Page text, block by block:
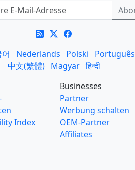
Nederlands Polski Português
中文(繁體)
Magyar हिन्दी
Index
Businesses
Partner
Werbung schalten
OEM-Partner
Affiliates